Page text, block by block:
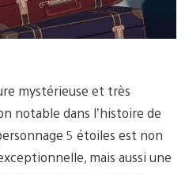
mystérieuse et très
notable dans l’histoire de
5 étoiles est non
mais aussi une